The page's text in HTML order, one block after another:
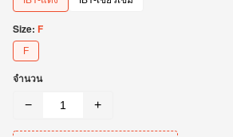
Size: F
F
จำนวน
− +